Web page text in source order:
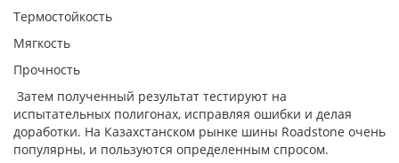
Термостойкость
Мягкость
Прочность
Затем полученный результат тестируют на
испытательных полигонах, исправляя ошибки и делая
доработки. На Казахстанском рынке шины Roadstone очень
популярны, и пользуются определенным спросом.